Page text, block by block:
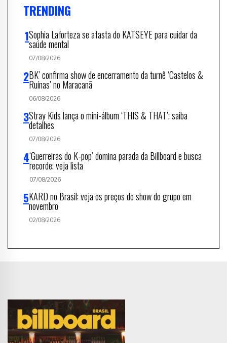
TRENDING
Sophia Laforteza se afasta do KATSEYE para cuidar da
saúde mental
07/08/2026
BK’ confirma show de encerramento da turnê ‘Castelos &
Ruínas’ no Maracanã
06/08/2026
Stray Kids lança o mini-álbum ‘THIS & THAT’; saiba
detalhes
07/08/2026
‘Guerreiras do K-pop’ domina parada da Billboard e busca
recorde; veja lista
07/08/2026
KARD no Brasil: veja os preços do show do grupo em
novembro
02/08/2026